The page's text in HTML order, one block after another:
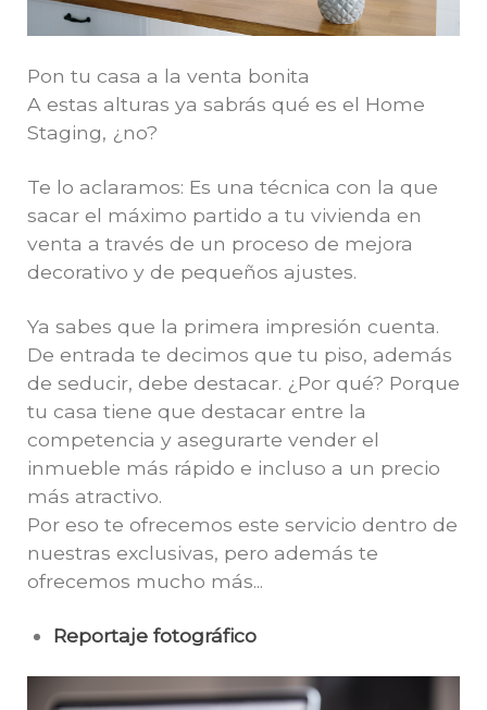
Pon tu casa a la venta bonita
A estas alturas ya sabrás qué es el Home
Staging, ¿no?
Te lo aclaramos: Es una técnica con la que
sacar el máximo partido a tu vivienda en
venta a través de un proceso de mejora
decorativo y de pequeños ajustes.
Ya sabes que la primera impresión cuenta.
De entrada te decimos que tu piso, además
de seducir, debe destacar. ¿Por qué? Porque
tu casa tiene que destacar entre la
competencia y asegurarte vender el
inmueble más rápido e incluso a un precio
más atractivo.
Por eso te ofrecemos este servicio dentro de
nuestras exclusivas, pero además te
ofrecemos mucho más...
Reportaje fotográfico